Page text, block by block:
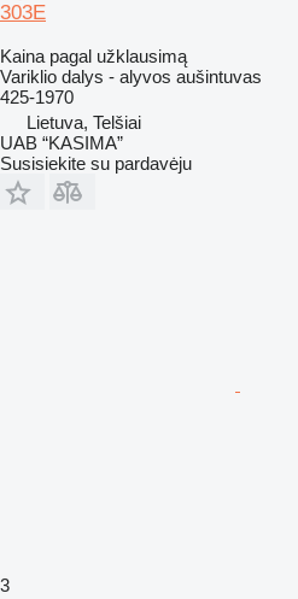
303E
Kaina pagal užklausimą
Variklio dalys - alyvos aušintuvas
425-1970
Lietuva, Telšiai
UAB “KASIMA”
Susisiekite su pardavėju
3